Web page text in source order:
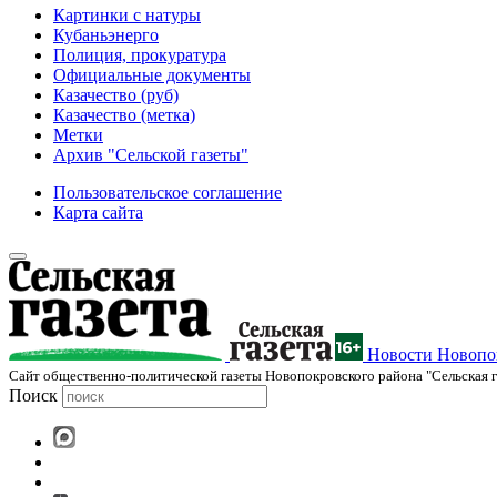
Картинки с натуры
Кубаньэнерго
Полиция, прокуратура
Официальные документы
Казачество (руб)
Казачество (метка)
Метки
Архив "Сельской газеты"
Пользовательское соглашение
Карта сайта
Новости
Cайт общественно-политической газеты Новопокровского района "Сельская
Поиск